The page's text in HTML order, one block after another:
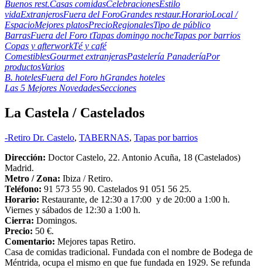
Buenos rest.Casas comidasCelebracionesEstilo
vidaExtranjerosFuera del ForoGrandes restaur.HorarioLocal /
EspacioMejores platosPrecioRegionalesTipo de público
BarrasFuera del Foro tTapas domingo nocheTapas por barrios
Copas y afterworkTé y café
ComestiblesGourmet extranjerasPastelería PanaderíaPor
productosVarios
B. hotelesFuera del Foro hGrandes hoteles
Las 5 Mejores NovedadesSecciones
La Castela / Castelados
-Retiro Dr. Castelo, TABERNAS, Tapas por barrios
Dirección: Doctor Castelo, 22. Antonio Acuña, 18 (Castelados)
Madrid.
Metro / Zona: Ibiza / Retiro.
Teléfono: 91 573 55 90. Castelados 91 051 56 25.
Horario: Restaurante, de 12:30 a 17:00 y de 20:00 a 1:00 h.
Viernes y sábados de 12:30 a 1:00 h.
Cierra: Domingos.
Precio: 50 €.
Comentario: Mejores tapas Retiro.
Casa de comidas tradicional. Fundada con el nombre de Bodega de
Méntrida, ocupa el mismo en que fue fundada en 1929. Se refunda